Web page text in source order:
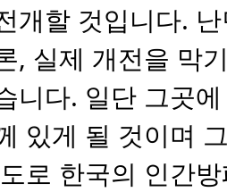
개할 것입니다.
, 실제 개전을 막
니다. 일단 그곳
있게 될 것이며
로 한국의 인간